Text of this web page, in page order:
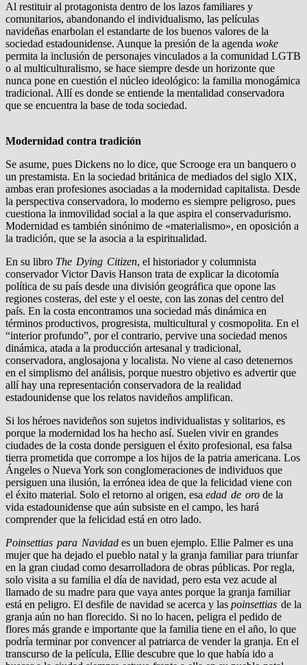
Al restituir al protagonista dentro de los lazos familiares y
comunitarios, abandonando el individualismo, las películas
navideñas enarbolan el estandarte de los buenos valores de la
sociedad estadounidense. Aunque la presión de la agenda woke
permita la inclusión de personajes vinculados a la comunidad LGTB
o al multiculturalismo, se hace siempre desde un horizonte que
nunca pone en cuestión el núcleo ideológico: la familia monogámica
tradicional. Allí es donde se entiende la mentalidad conservadora
que se encuentra la base de toda sociedad.
Modernidad contra tradición
Se asume, pues Dickens no lo dice, que Scrooge era un banquero o
un prestamista. En la sociedad británica de mediados del siglo XIX,
ambas eran profesiones asociadas a la modernidad capitalista. Desde
la perspectiva conservadora, lo moderno es siempre peligroso, pues
cuestiona la inmovilidad social a la que aspira el conservadurismo.
Modernidad es también sinónimo de «materialismo», en oposición a
la tradición, que se la asocia a la espiritualidad.
En su libro The Dying Citizen, el historiador y columnista
conservador Victor Davis Hanson trata de explicar la dicotomía
política de su país desde una división geográfica que opone las
regiones costeras, del este y el oeste, con las zonas del centro del
país. En la costa encontramos una sociedad más dinámica en
términos productivos, progresista, multicultural y cosmopolita. En el
“interior profundo”, por el contrario, pervive una sociedad menos
dinámica, atada a la producción artesanal y tradicional,
conservadora, anglosajona y localista. No viene al caso detenernos
en el simplismo del análisis, porque nuestro objetivo es advertir que
allí hay una representación conservadora de la realidad
estadounidense que los relatos navideños amplifican.
Si los héroes navideños son sujetos individualistas y solitarios, es
porque la modernidad los ha hecho así. Suelen vivir en grandes
ciudades de la costa donde persiguen el éxito profesional, esa falsa
tierra prometida que corrompe a los hijos de la patria americana. Los
Ángeles o Nueva York son conglomeraciones de individuos que
persiguen una ilusión, la errónea idea de que la felicidad viene con
el éxito material. Solo el retorno al origen, esa edad de oro de la
vida estadounidense que aún subsiste en el campo, les hará
comprender que la felicidad está en otro lado.
Poinsettias para Navidad es un buen ejemplo. Ellie Palmer es una
mujer que ha dejado el pueblo natal y la granja familiar para triunfar
en la gran ciudad como desarrolladora de obras públicas. Por regla,
solo visita a su familia el día de navidad, pero esta vez acude al
llamado de su madre para que vaya antes porque la granja familiar
está en peligro. El desfile de navidad se acerca y las poinsettias de la
granja aún no han florecido. Si no lo hacen, peligra el pedido de
flores más grande e importante que la familia tiene en el año, lo que
podría terminar por convencer al patriarca de vender la granja. En el
transcurso de la película, Ellie descubre que lo que había ido a